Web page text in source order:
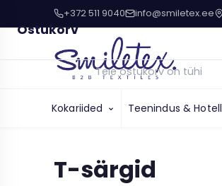
+372 511 9040 info@smiletex.ee
Kokariided Teenindus & Hotell
T-särgid
Ostukorv
Teie ostukorv on tühi